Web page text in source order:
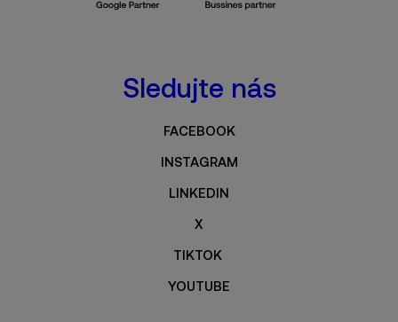
Sledujte nás
FACEBOOK
INSTAGRAM
LINKEDIN
X
TIKTOK
YOUTUBE